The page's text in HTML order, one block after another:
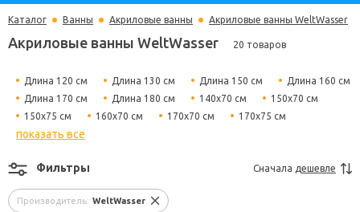
Каталог Ванны Акриловые ванны Акриловые ванны WeltWasser
Акриловые ванны WeltWasser 20 товаров
Длина 120 см Длина 130 см Длина 150 см
Длина 160 см
Длина 170 см
Длина 180 см 140х70 см
150х70 см
150х75 см
160х70 см 170х70 см
170х75 см
180х80 см
показать все
Производитель: WeltWasser
Фильтры Сначала дешевле